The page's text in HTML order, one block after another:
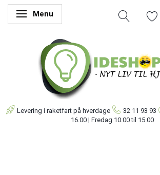
Skifte navigation
Menu
Levering i raketfart på hverdage 32 11 93 93
16.00 | Fredag 10.00 til 15.00